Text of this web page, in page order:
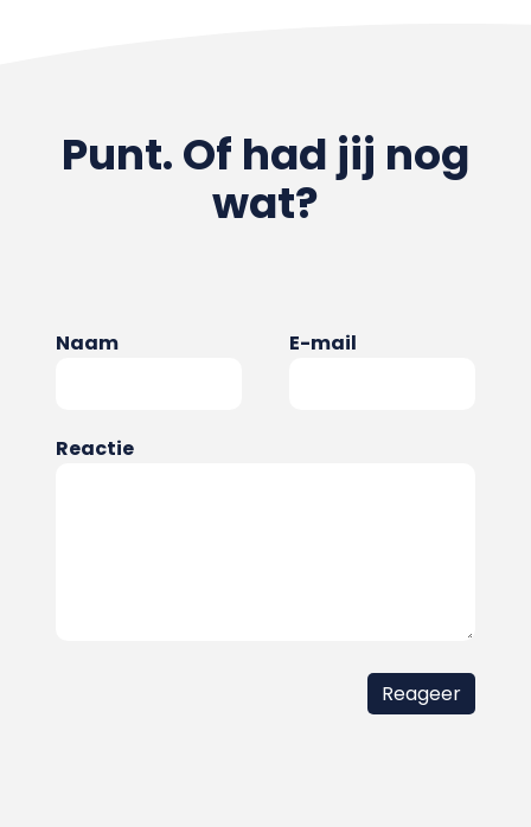
Punt. Of had jij nog
wat?
Naam E-mail
Reactie